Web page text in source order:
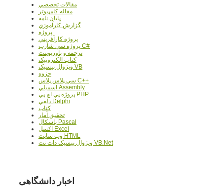
مقالات تخصصي
مقاله کامپیوتر
پایان نامه
گزارش کارآموزي
پروژه
پروژه کارآفريني
پروژه سي شارپ C#
ترجمه و پاورپوينت
کتاب الکترونيک
ويژوال بيسيک VB
جزوه
سي پلاس پلاس C++
اسمبلي Assembly
پروژه پي اچ پي PHP
دلفي Delphi
کتاب
تحقيق آمار
پاسکال Pascal
اکسل Excel
وب سايت HTML
ويژوال بيسيک دات نت VB.Net
اخبار دانشگاهی